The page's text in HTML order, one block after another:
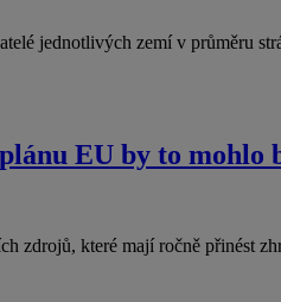
jednotlivých zemí v průměru
EU by to mohlo
zdrojů, které mají ročně přinést